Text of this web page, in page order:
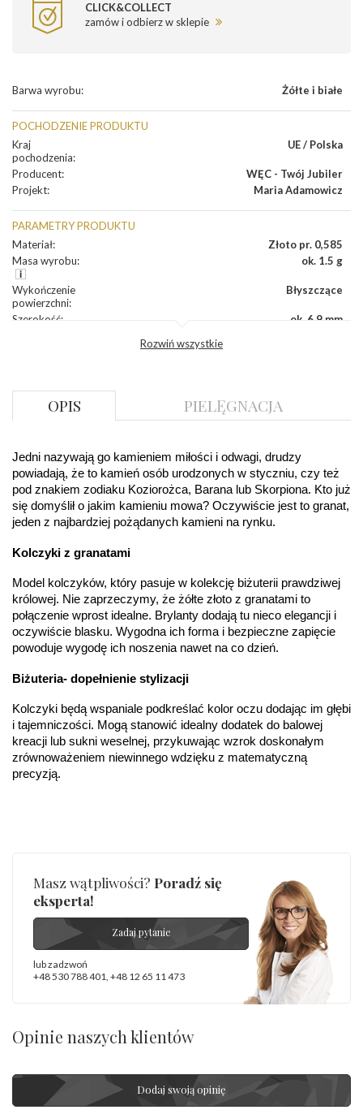
CLICK&COLLECT
zamów i odbierz w sklepie
Barwa wyrobu: Żółte i białe
POCHODZENIE PRODUKTU
Kraj
pochodzenia:
UE / Polska
Producent:
WĘC - Twój Jubiler
Projekt: Maria Adamowicz
PARAMETRY PRODUKTU
Materiał:
Złoto pr. 0,585
Masa wyrobu: ok. 1.5 g
Wykończenie
powierzchni:
Błyszczące
Szerokość:
ok. 6.9 mm
:
Szlif
Brylantowy okrągły
diamentów
Liczba
diamentów
(łącznie):
20 szt.
Masa
diamentów
0.08 ct
Barwa:
POZOSTAŁE KAMIENIE
Rodzaje
kamieni:
Granat
Liczba kamieni:
Granat - 2 szt.
Masa kamieni
INNE PARAMETRY
Producent
odpowiedzialny:
WĘC-Twój Jubiler S.C. Artur Węc, Małgorzata
Suchan, ul. Kurczaba 3, 30-868 Kraków; NIP:
Rozwiń wszystkie
OPIS PIELĘGNACJA
Jedni nazywają go kamieniem miłości i odwagi, drudzy
powiadają, że to kamień osób urodzonych w styczniu, czy też
pod znakiem zodiaku Koziorożca, Barana lub Skorpiona. Kto już
się domyślił o jakim kamieniu mowa? Oczywiście jest to granat,
jeden z najbardziej pożądanych kamieni na rynku.
Kolczyki z granatami
Model kolczyków, który pasuje w kolekcję biżuterii prawdziwej
królowej. Nie zaprzeczymy, że żółte złoto z granatami to
połączenie wprost idealne. Brylanty dodają tu nieco elegancji i
oczywiście blasku. Wygodna ich forma i bezpieczne zapięcie
powoduje wygodę ich noszenia nawet na co dzień.
Biżuteria- dopełnienie stylizacji
Kolczyki będą wspaniale podkreślać kolor oczu dodając im głębi
i tajemniczości. Mogą stanowić idealny dodatek do balowej
kreacji lub sukni weselnej, przykuwając wzrok doskonałym
zrównoważeniem niewinnego wdzięku z matematyczną
precyzją.
Masz wątpliwości? Poradź się
eksperta!
Zadaj pytanie
lub zadzwoń
+48 530 788 401, +48 12 65 11 473
Opinie naszych klientów
Dodaj swoją opinię